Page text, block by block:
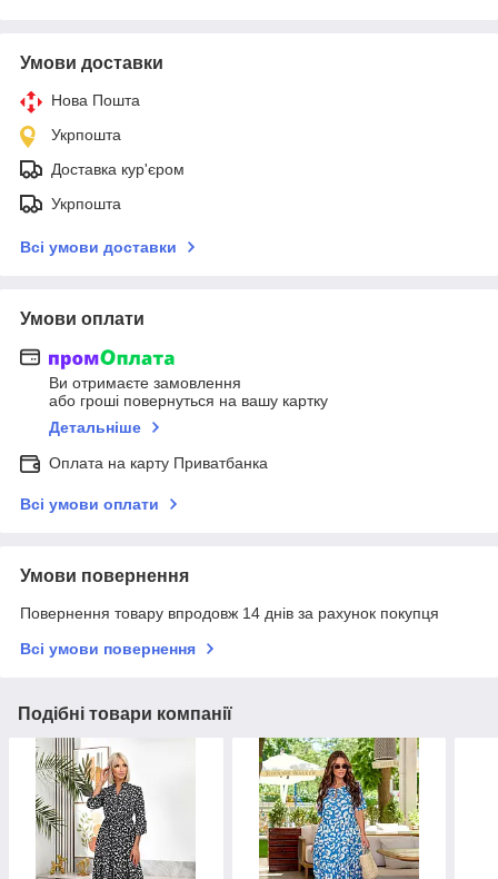
Умови доставки
Нова Пошта
Укрпошта
Доставка кур'єром
Укрпошта
Всі умови доставки
Умови оплати
Ви отримаєте замовлення
або гроші повернуться на вашу картку
Детальніше
Оплата на карту Приватбанка
Всі умови оплати
Умови повернення
Повернення товару впродовж 14 днів за рахунок покупця
Всі умови повернення
Подібні товари компанії